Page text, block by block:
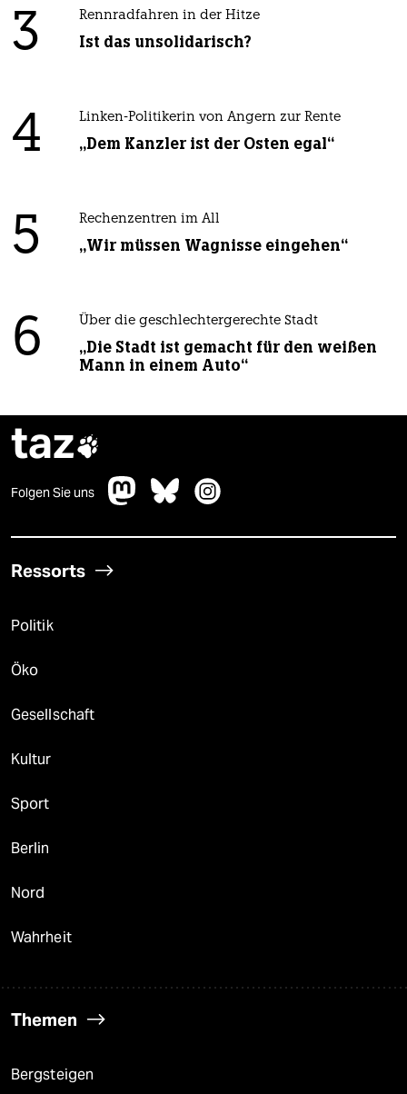
3 Rennradfahren in der Hitze
Ist das unsolidarisch?
4 Linken-Politikerin von Angern zur Rente
„Dem Kanzler ist der Osten egal“
5 Rechenzentren im All
„Wir müssen Wagnisse eingehen“
6 Über die geschlechtergerechte Stadt
„Die Stadt ist gemacht für den weißen
Mann in einem Auto“
taz
Folgen Sie uns
Ressorts
Politik
Öko
Gesellschaft
Kultur
Sport
Berlin
Nord
Wahrheit
Themen
Bergsteigen